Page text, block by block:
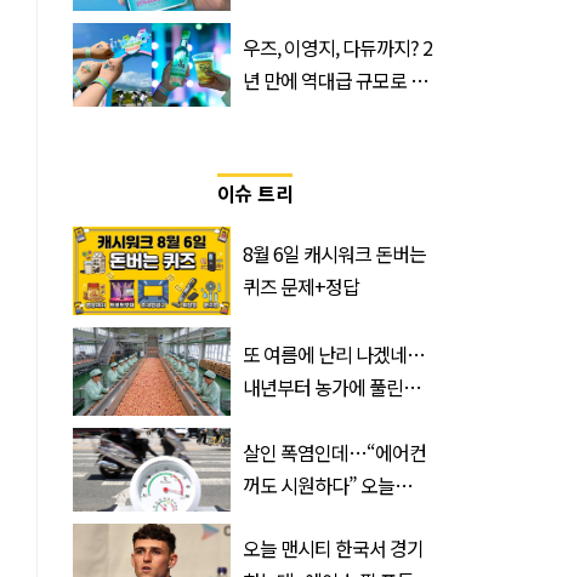
우즈, 이영지, 다듀까지? 2
년 만에 역대급 규모로 돌
이슈 트리
8월 6일 캐시워크 돈버는
퀴즈 문제+정답
또 여름에 난리 나겠네…
내년부터 농가에 풀린다는
살인 폭염인데…“에어컨
꺼도 시원하다” 오늘
오늘 맨시티 한국서 경기